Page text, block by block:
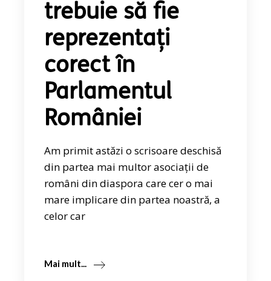
trebuie să fie
reprezentați
corect în
Parlamentul
României
Am primit astăzi o scrisoare deschisă
din partea mai multor asociații de
români din diaspora care cer o mai
mare implicare din partea noastră, a
celor car
Mai mult...